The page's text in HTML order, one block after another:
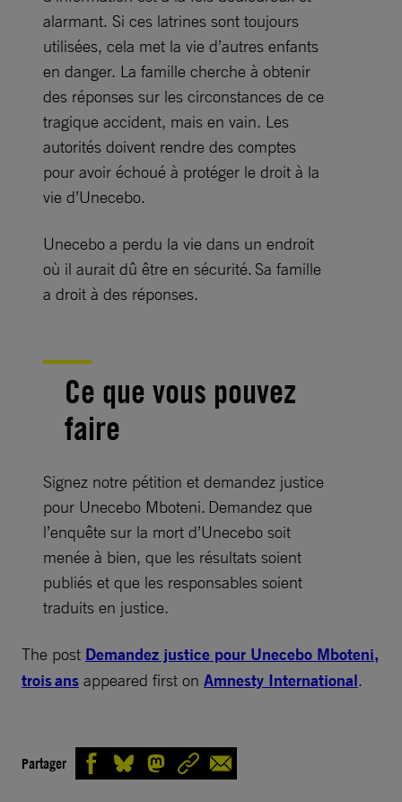
alarmant. Si ces latrines sont toujours
utilisées, cela met la vie d’autres enfants
en danger. La famille cherche à obtenir
des réponses sur les circonstances de ce
tragique accident, mais en vain. Les
autorités doivent rendre des comptes
pour avoir échoué à protéger le droit à la
vie d’Unecebo.
Unecebo a perdu la vie dans un endroit
où il aurait dû être en sécurité. Sa famille
a droit à des réponses.
Ce que vous pouvez
faire
Signez notre pétition et demandez justice
pour Unecebo Mboteni. Demandez que
l’enquête sur la mort d’Unecebo soit
menée à bien, que les résultats soient
publiés et que les responsables soient
traduits en justice.
The post Demandez justice pour Unecebo Mboteni,
trois ans appeared first on Amnesty International.
Partager